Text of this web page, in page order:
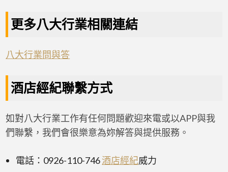
更多八大行業相關連結
八大行業問與答
酒店經紀聯繫方式
如對八大行業工作有任何問題歡迎來電或以APP與我
們聯繫，我們會很樂意為妳解答與提供服務。
電話：0926-110-746酒店經紀威力